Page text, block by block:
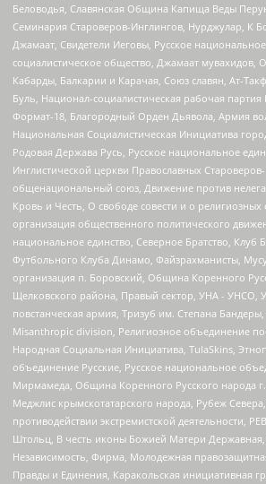
Беловодья, Славянская Община Капища Веды
Семинария Староверов-Инглингов, Нурджулар, К
Джамаат, Свидетели Иеговы, Русское
социалистическое общество, Джамаат мувахидов,
Кабарды, Балкарии и Карачая, Союз славян, Ат-
Буль, Национал-социалистическая рабочая партия
Формат-18, Благородный Орден Дьявола, Армия
Национальная Социалистическая Инициатива
Родовая Держава Русь, Русское национальное
Инглистической церкви Православных
общенациональный союз, Движение против
Кровь и Честь, О свободе совести и о
организация общественного политического
национальное единство, Северное Братство, Клуб
Футбольного Клуба Динамо, Файзрахманисты,
организация п. Боровский, Община Коренного
Щелковского района, Правый сектор, УНА - УНСО,
повстанческая армия, Тризуб им. Степана Бандеры,
Misanthropic division, Религиозное объединение
Народная Социальная Инициатива, TulaSkins,
объединение Русские, Русское национальное
Мирмамеда, Община Коренного Русского народа
Меджлис крымскотатарского народа, Рубеж
противодействии экстремистской деятельности,
Штольц, В честь иконы Божией Матери Державная,
Независимость, Фирма, Молодежная
Правды и Единения, Каракольская инициативная